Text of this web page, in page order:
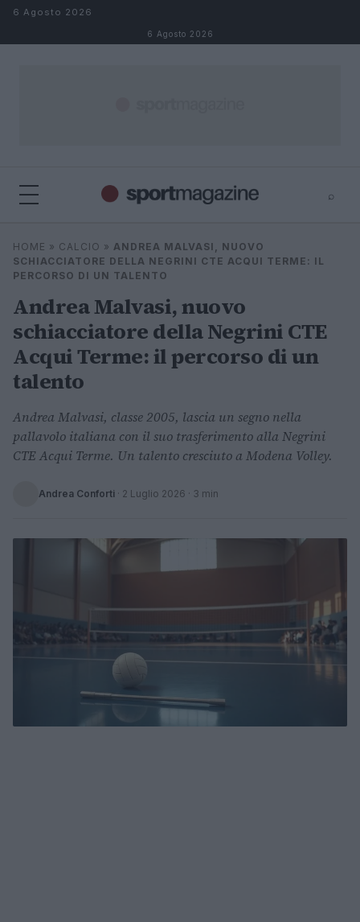
Salta al contenuto
6 Agosto 2026
6 Agosto 2026
⌕
Cerca
HOME » CALCIO » ANDREA MALVASI, NUOVO
SCHIACCIATORE DELLA NEGRINI CTE ACQUI TERME: IL
PERCORSO DI UN TALENTO
Andrea Malvasi, nuovo
schiacciatore della Negrini CTE
Acqui Terme: il percorso di un
talento
Andrea Malvasi, classe 2005, lascia un segno nella
pallavolo italiana con il suo trasferimento alla Negrini
CTE Acqui Terme. Un talento cresciuto a Modena Volley.
Andrea Conforti · 2 Luglio 2026 · 3 min